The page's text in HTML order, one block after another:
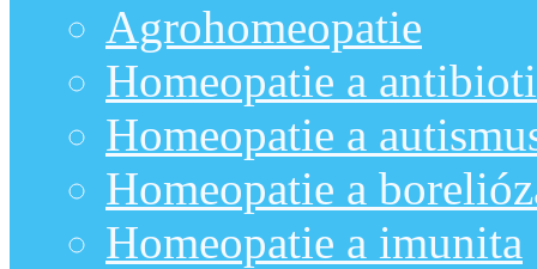
Agrohomeopatie
Homeopatie a
Homeopatie a
Homeopatie a
Homeopatie a imunita